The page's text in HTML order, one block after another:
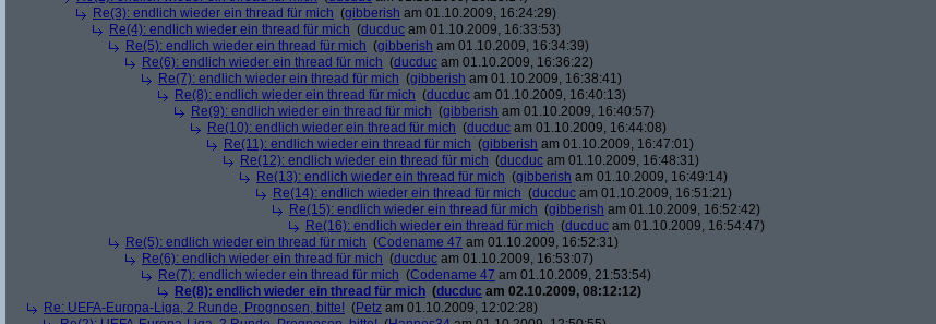
Re(3): endlich wieder ein thread für mich (gibberish am 01.10.2009, 16:24:29)
Re(4): endlich wieder ein thread für mich (ducduc am 01.10.2009, 16:33:53)
Re(5): endlich wieder ein thread für mich (gibberish am 01.10.2009, 16:34:39)
Re(6): endlich wieder ein thread für mich (ducduc am 01.10.2009, 16:36:22)
Re(7): endlich wieder ein thread für mich (gibberish am 01.10.2009, 16:38:41)
Re(8): endlich wieder ein thread für mich (ducduc am 01.10.2009, 16:40:13)
Re(9): endlich wieder ein thread für mich (gibberish am 01.10.2009, 16:40:57)
Re(10): endlich wieder ein thread für mich (ducduc am 01.10.2009, 16:44:08)
Re(11): endlich wieder ein thread für mich (gibberish am 01.10.2009, 16:47:01)
Re(12): endlich wieder ein thread für mich (ducduc am 01.10.2009, 16:48:31)
Re(13): endlich wieder ein thread für mich (gibberish am 01.10.2009, 16:49:14)
Re(14): endlich wieder ein thread für mich (ducduc am 01.10.2009, 16:51:21)
Re(15): endlich wieder ein thread für mich (gibberish am 01.10.2009, 16:52:42)
Re(16): endlich wieder ein thread für mich (ducduc am 01.10.2009, 16:54:47)
Re(5): endlich wieder ein thread für mich (Codename 47 am 01.10.2009, 16:52:31)
Re(6): endlich wieder ein thread für mich (ducduc am 01.10.2009, 16:53:07)
Re(7): endlich wieder ein thread für mich (Codename 47 am 01.10.2009, 21:53:54)
Re(8): endlich wieder ein thread für mich (ducduc am 02.10.2009, 08:12:12)
Re: UEFA-Europa-Liga, 2 Runde, Prognosen, bitte! (Petz am 01.10.2009, 12:02:28)